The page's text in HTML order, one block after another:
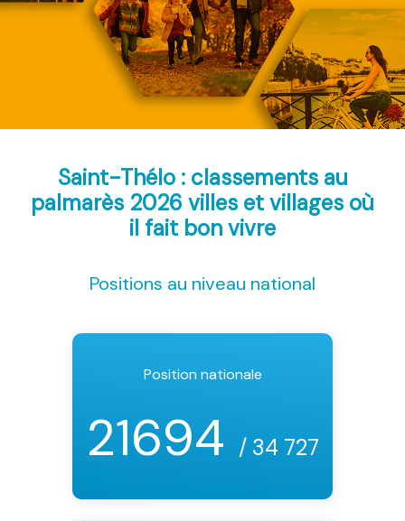
Saint-Thélo : classements au
palmarès 2026 villes et villages où
il fait bon vivre
Positions au niveau national
Position nationale
21694 / 34 727